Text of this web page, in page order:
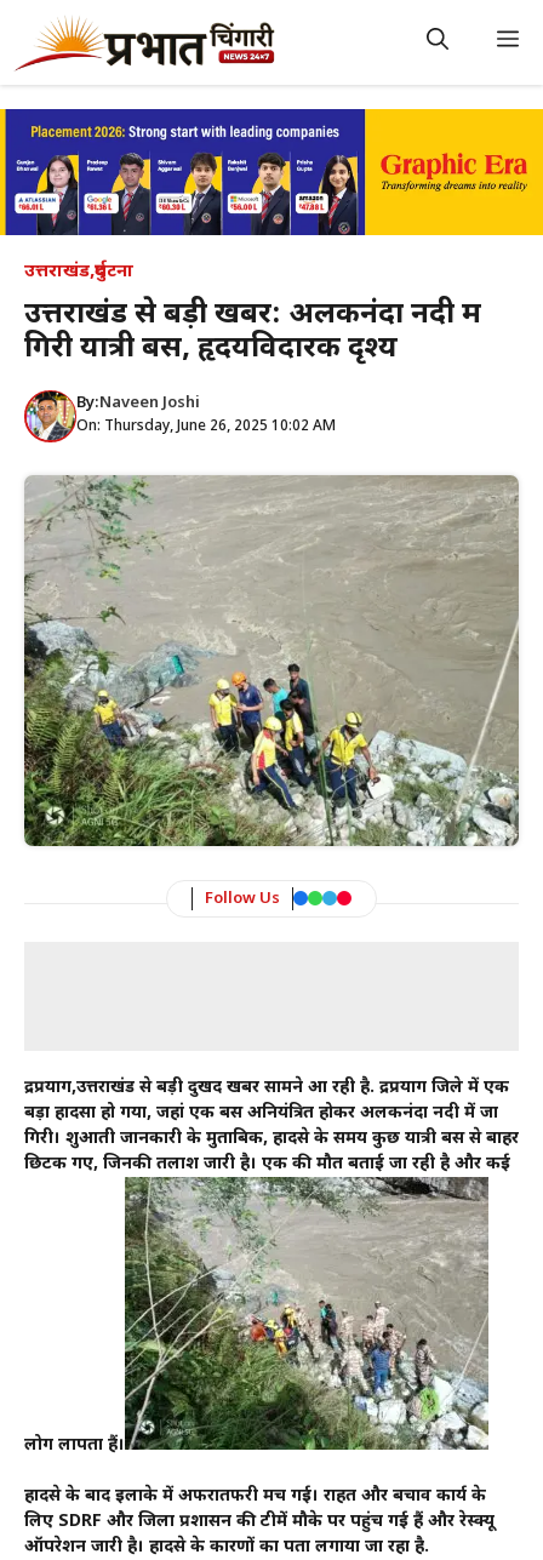
content
उत्तराखंड,दुर्घटना
उत्तराखंड से बड़ी खबर: अलकनंदा नदी में
गिरी यात्री बस, हृदयविदारक दृश्य
By:Naveen Joshi
On: Thursday, June 26, 2025 10:02 AM
Follow Us
रुद्रप्रयाग,उत्तराखंड से बड़ी दुखद खबर सामने आ रही है. रुद्रप्रयाग जिले में एक
बड़ा हादसा हो गया, जहां एक बस अनियंत्रित होकर अलकनंदा नदी में जा
गिरी। शुरुआती जानकारी के मुताबिक, हादसे के समय कुछ यात्री बस से बाहर
छिटक गए, जिनकी तलाश जारी है। एक की मौत बताई जा रही है और कई
लोग लापता हैं।
हादसे के बाद इलाके में अफरातफरी मच गई। राहत और बचाव कार्य के
लिए SDRF और जिला प्रशासन की टीमें मौके पर पहुंच गई हैं और रेस्क्यू
ऑपरेशन जारी है। हादसे के कारणों का पता लगाया जा रहा है.